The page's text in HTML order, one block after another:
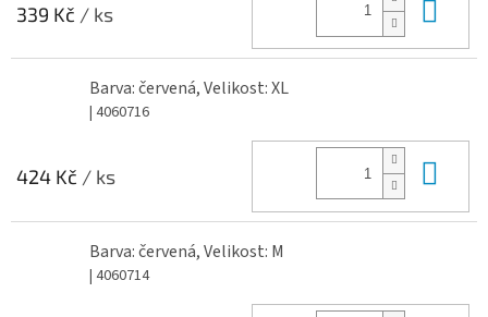
339 Kč / ks
Barva: červená, Velikost: XL
| 4060716
424 Kč / ks
Barva: červená, Velikost: M
| 4060714